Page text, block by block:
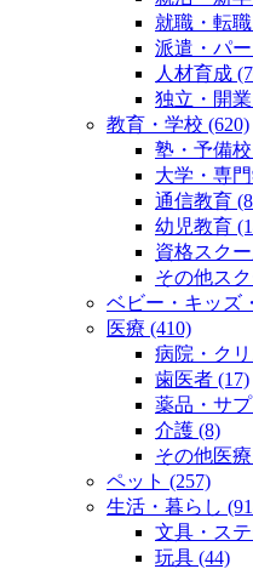
就職・転
派遣・パ
人材育成
独立・開
教育・学校 (620)
塾・予備
大学・専
通信教育
幼児教育
資格スク
その他ス
ベビー・キッズ
医療 (410)
病院・ク
歯医者 (17)
薬品・サ
介護 (8)
その他医
ペット (257)
生活・暮らし
文具・ス
玩具 (44)